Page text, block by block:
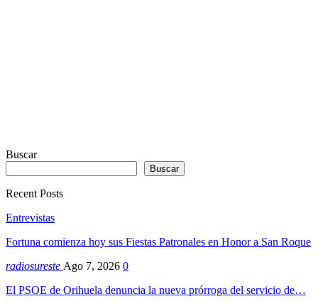
Buscar
Buscar
Recent Posts
Entrevistas
Fortuna comienza hoy sus Fiestas Patronales en Honor a San Roque
radiosureste Ago 7, 2026 0
El PSOE de Orihuela denuncia la nueva prórroga del servicio de…